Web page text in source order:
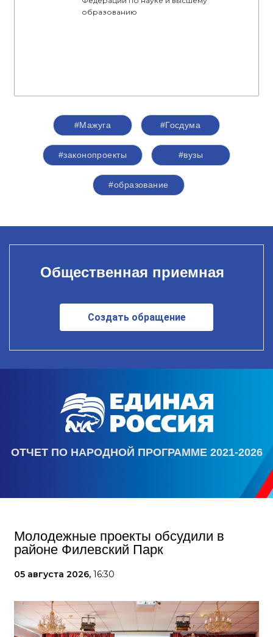
образованию
#Мажуга #Госдума
#законопроекты #вузы
#образование
Общественная приемная
Создать обращение
ОТЧЕТ ПО НАРОДНОЙ ПРОГРАММЕ 2021-2026
Молодежные проекты обсудили в
районе Филевский Парк
05 августа 2026, 16:30